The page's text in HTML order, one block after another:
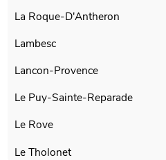
La Roque-D'Antheron
Lambesc
Lancon-Provence
Le Puy-Sainte-Reparade
Le Rove
Le Tholonet